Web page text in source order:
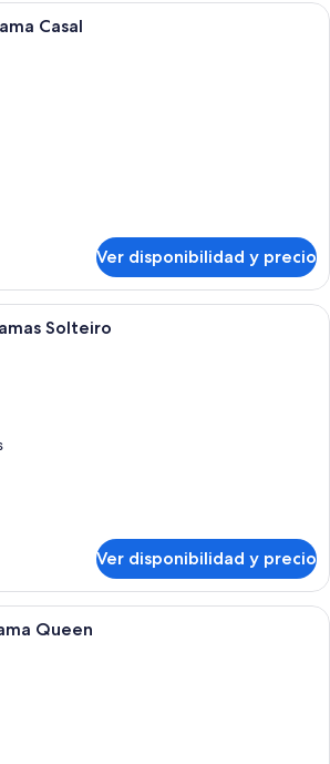
Habitación de hotel con una cama
Casal
Ver disponibilidad y precio
Minibar, caja de seguridad en la
Solteiro
Ver disponibilidad y precio
Una habitación de hotel con cama,
Queen